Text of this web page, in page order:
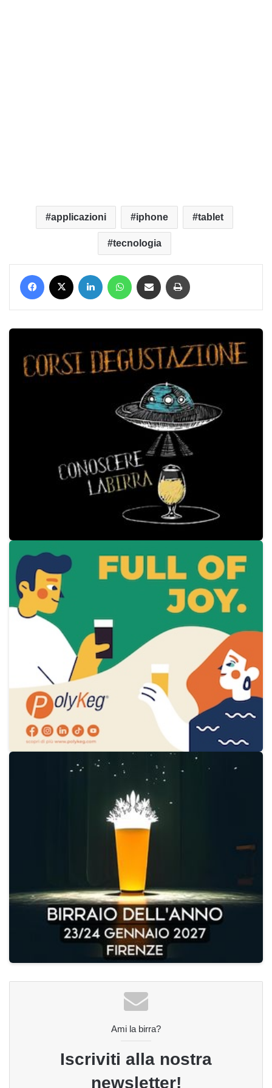
applicazioni iphone tablet
tecnologia
Facebook LinkedIn WhatsApp Condividi via mail
Ami la birra?
Iscriviti alla nostra
newsletter!